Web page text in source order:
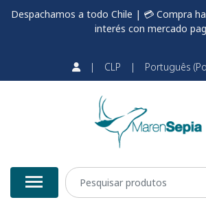
Despachamos a todo Chile | 💳 Compra
interés con mercado
| CLP | Português